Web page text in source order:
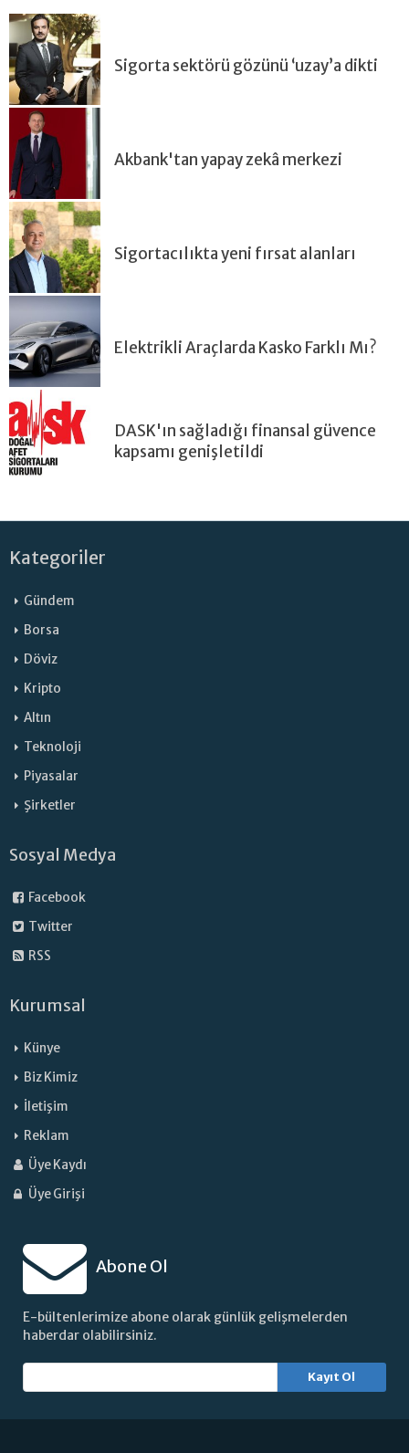
Sigorta sektörü gözünü ‘uzay’a dikti
Akbank'tan yapay zekâ merkezi
Sigortacılıkta yeni fırsat alanları
Elektrikli Araçlarda Kasko Farklı Mı?
DASK'ın sağladığı finansal güvence
kapsamı genişletildi
Kategoriler
Gündem
Borsa
Döviz
Kripto
Altın
Teknoloji
Piyasalar
Şirketler
Sosyal Medya
Facebook
Twitter
RSS
Kurumsal
Künye
Biz Kimiz
İletişim
Reklam
Üye Kaydı
Üye Girişi
Abone Ol
E-bültenlerimize abone olarak günlük gelişmelerden
haberdar olabilirsiniz.
Kayıt Ol